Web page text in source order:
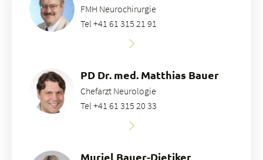
FMH Neurochirurgie
Tel +41 61 315 21 91
PD Dr. med. Matthias Bauer
Chefarzt Neurologie
Tel +41 61 315 20 33
Muriel Bauer-Dietiker